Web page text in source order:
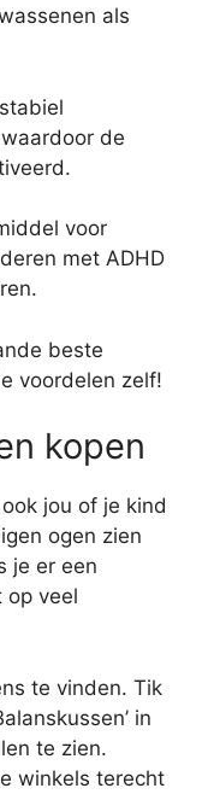
als
de
voor
met ADHD
beste
voordelen zelf!
kopen
jou of je kind
ogen zien
je er een
op veel
te vinden. Tik
in
te zien.
winkels terecht